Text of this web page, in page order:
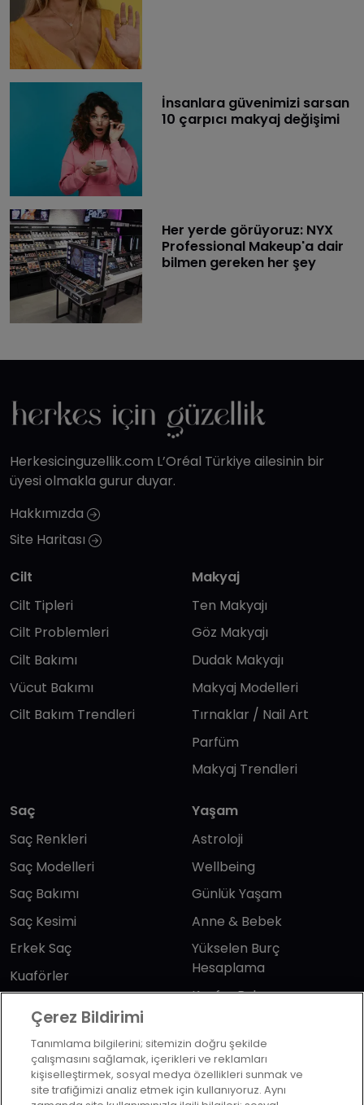
İnsanlara güvenimizi sarsan
10 çarpıcı makyaj değişimi
Her yerde görüyoruz: NYX
Professional Makeup'a dair
bilmen gereken her şey
Herkesicinguzellik.com L’Oréal Türkiye ailesinin bir
üyesi olmakla gurur duyar.
Hakkımızda
Site Haritası
Cilt
Cilt Tipleri
Cilt Problemleri
Cilt Bakımı
Vücut Bakımı
Cilt Bakım Trendleri
Makyaj
Ten Makyajı
Göz Makyajı
Dudak Makyajı
Makyaj Modelleri
Tırnaklar / Nail Art
Parfüm
Makyaj Trendleri
Saç
Saç Renkleri
Saç Modelleri
Saç Bakımı
Saç Kesimi
Erkek Saç
Kuaförler
Yaşam
Astroloji
Wellbeing
Günlük Yaşam
Anne & Bebek
Yükselen Burç
Hesaplama
Kuafor Bulma
Bizi takip edin
Çerez Bildirimi
Tanımlama bilgilerini; sitemizin doğru şekilde
çalışmasını sağlamak, içerikleri ve reklamları
kişiselleştirmek, sosyal medya özellikleri sunmak ve
site trafiğimizi analiz etmek için kullanıyoruz. Aynı